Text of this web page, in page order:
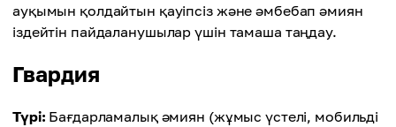
ауқымын қолдайтын қауіпсіз және әмбебап әмиян
іздейтін пайдаланушылар үшін тамаша таңдау.
Гвардия
Түрі: Бағдарламалық әмиян (жұмыс үстелі, мобильді